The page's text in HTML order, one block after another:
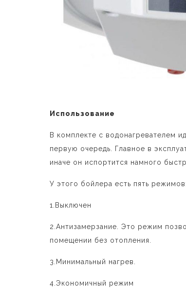
Использование
В комплекте с водонагревателем
первую очередь. Главное в
иначе он испортится намного
У этого бойлера есть пять режимов:
1.Выключен
2.Антизамерзание. Это режим
помещении без отопления.
3.Минимальный нагрев.
4.Экономичный режим